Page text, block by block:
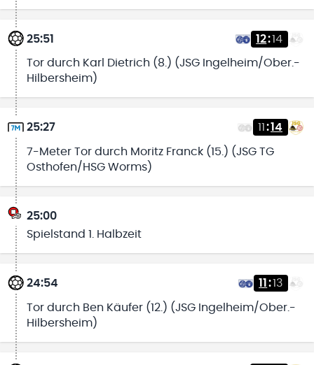
25:51 12:14
Tor durch Karl Dietrich (8.) (JSG Ingelheim/Ober.-
Hilbersheim)
25:27 11 :14
7-Meter Tor durch Moritz Franck (15.) (JSG TG
Osthofen/HSG Worms)
25:00
Spielstand 1. Halbzeit
24:54 11 :13
Tor durch Ben Käufer (12.) (JSG Ingelheim/Ober.-
Hilbersheim)